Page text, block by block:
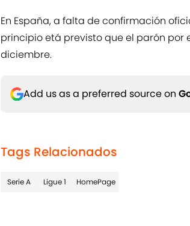
En España, a falta de confirmación
principio etá previsto que el parón por
diciembre.
Add us as a preferred source on
Tags Relacionados
Serie A Ligue 1 HomePage